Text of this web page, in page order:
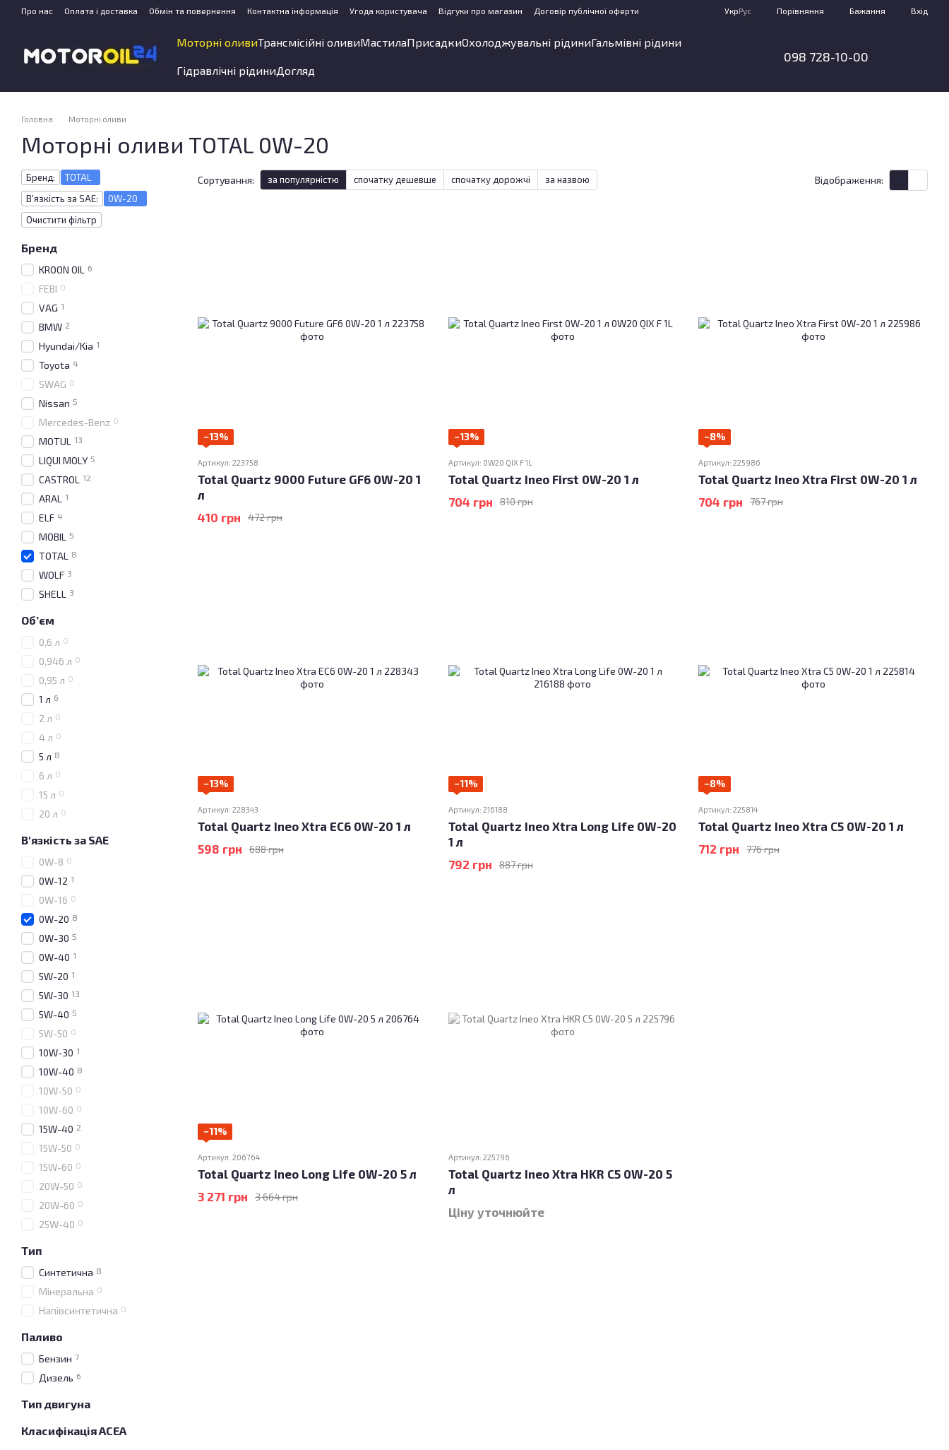
Перейти до основного контенту
Про нас Оплата і доставка Обмін та повернення Контактна інформація Угода користувача Відгуки про магазин Договір публічної оферти УкрРус Порівняння Бажання Вхід
Моторні оливиТрансмісійні оливиМастилаПрисадкиОхолоджувальні рідиниГальмівні рідини
Гідравлічні рідиниДогляд
098 728-10-00
Головна Моторні оливи
Моторні оливи TOTAL 0W-20
Сортування: за популярністю спочатку дешевше спочатку дорожчі за назвою Відображення:
−13%
Артикул: 223758
Total Quartz 9000 Future GF6 0W-20 1
л
472 грн
410 грн
−13%
Артикул: 0W20 QIX F 1L
Total Quartz Ineo First 0W-20 1 л
810 грн
704 грн
−8%
Артикул: 225986
Total Quartz Ineo Xtra First 0W-20 1 л
767 грн
704 грн
−13%
Артикул: 228343
Total Quartz Ineo Xtra EC6 0W-20 1 л
688 грн
598 грн
−11%
Артикул: 216188
Total Quartz Ineo Xtra Long Life 0W-20
1 л
887 грн
792 грн
−8%
Артикул: 225814
Total Quartz Ineo Xtra C5 0W-20 1 л
776 грн
712 грн
−11%
Артикул: 206764
Total Quartz Ineo Long Life 0W-20 5 л
3 664 грн
3 271 грн
Артикул: 225796
Total Quartz Ineo Xtra HKR C5 0W-20 5
л
Ціну уточнюйте
Бренд:
TOTAL
В'язкість за SAE:
0W-20
Очистити фільтр
Бренд
KROON OIL 6
FEBI 0
VAG 1
BMW 2
Hyundai/Kia 1
Toyota 4
SWAG 0
Nissan 5
Mercedes-Benz 0
MOTUL 13
LIQUI MOLY 5
CASTROL 12
ARAL 1
ELF 4
MOBIL 5
TOTAL 8
WOLF 3
SHELL 3
Об’єм
0,6 л 0
0,946 л 0
0,95 л 0
1 л 6
2 л 0
4 л 0
5 л 8
6 л 0
15 л 0
20 л 0
В'язкість за SAE
0W-8 0
0W-12 1
0W-16 0
0W-20 8
0W-30 5
0W-40 1
5W-20 1
5W-30 13
5W-40 5
5W-50 0
10W-30 1
10W-40 8
10W-50 0
10W-60 0
15W-40 2
15W-50 0
15W-60 0
20W-50 0
20W-60 0
25W-40 0
Тип
Синтетична 8
Мінеральна 0
Напівсинтетична 0
Паливо
Бензин 7
Дизель 6
Тип двигуна
Класифікація ACEA